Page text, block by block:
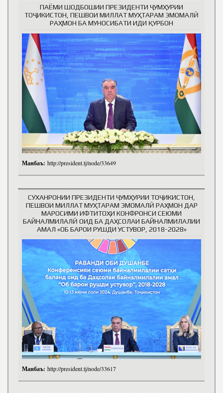
ПАЁМИ ШОДБОШИИ ПРЕЗИДЕНТИ ҶУМҲУРИИ
ТОҶИКИСТОН, ПЕШВОИ МИЛЛАТ МУҲТАРАМ ЭМОМАЛӢ
РАҲМОН БА МУНОСИБАТИ ИДИ ҚУРБОН
Манбаъ: http://president.tj/node/33649
СУХАНРОНИИ ПРЕЗИДЕНТИ ҶУМҲУРИИ ТОҶИКИСТОН,
ПЕШВОИ МИЛЛАТ МУҲТАРАМ ЭМОМАЛӢ РАҲМОН ДАР
МАРОСИМИ ИФТИТОҲИ КОНФРОНСИ СЕЮМИ
БАЙНАЛМИЛАЛӢ ОИД БА ДАҲСОЛАИ БАЙНАЛМИЛАЛИИ
АМАЛ «ОБ БАРОИ РУШДИ УСТУВОР, 2018-2028»
Манбаъ: http://president.tj/node/33617